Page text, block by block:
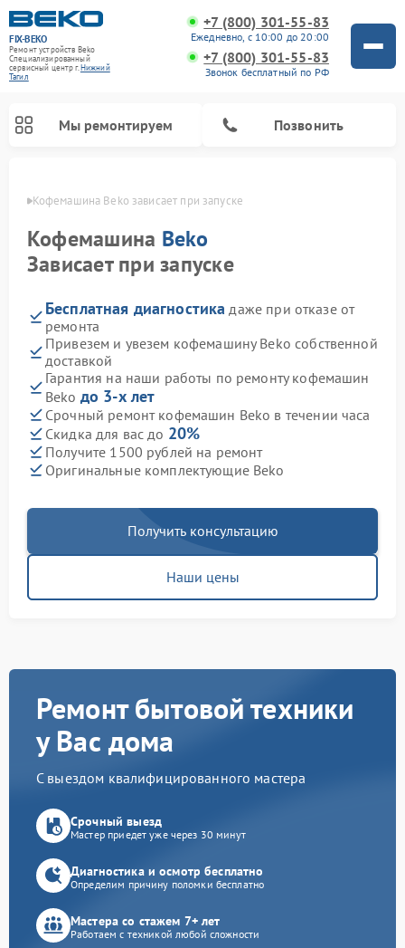
FIX-BEKO
Ремонт устройств Beko
Специализированный
cервисный центр г.Нижний
Тагил
+7 (800) 301-55-83
Ежедневно, с 10:00 до 20:00
+7 (800) 301-55-83
Звонок бесплатный по РФ
Мы ремонтируем Позвонить
Кофемашина Beko зависает при запуске
Кофемашина Beko
Зависает при запуске
Бесплатная диагностика даже при отказе от
ремонта
Привезем и увезем кофемашину Beko собственной
доставкой
Гарантия на наши работы по ремонту кофемашин
Beko до 3-х лет
Срочный ремонт кофемашин Beko в течении часа
Скидка для вас до 20%
Получите 1500 рублей на ремонт
Оригинальные комплектующие Beko
Получить консультацию
Наши цены
Ремонт бытовой техники
у Вас дома
С выездом квалифицированного мастера
Срочный выезд
Мастер приедет уже через 30 минут
Диагностика и осмотр бесплатно
Определим причину поломки бесплатно
Мастера со стажем 7+ лет
Работаем с техникой любой сложности